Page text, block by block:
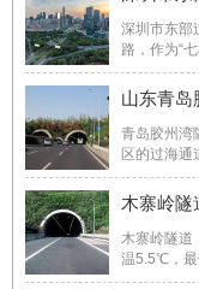
意义，是连
深圳市东部
路，作为“
沿线经过罗
的金钱坳立
交通、城市
山东青岛
青岛胶州湾
区的过海通
重要通道。
80km/h。
隧道。 ...
木寨岭隧
木寨岭隧道
温5.5℃，最
阴湿地带，